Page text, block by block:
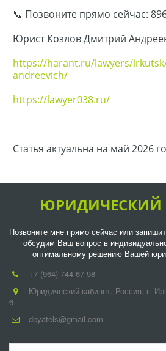
📞 Позвоните прямо сейчас:
Юрист Козлов Дмитрий
https://harant.ru/lawyers/
andreevich/
https://lawyer038.ru/
Статья актуальна на май 2026
ЮРИДИЧЕСКИЙ
Позвоните мне прямо сейчас или
обсудим Ваш вопрос в
оптимальному решению Вашей
+7 (964) 744-67-98
Юридический кабинет, Россия, г.
6
deyatels@gmail.com